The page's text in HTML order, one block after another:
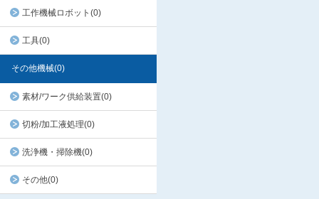
工作機械ロボット(0)
工具(0)
その他機械(0)
素材/ワーク供給装置(0)
切粉/加工液処理(0)
洗浄機・掃除機(0)
その他(0)